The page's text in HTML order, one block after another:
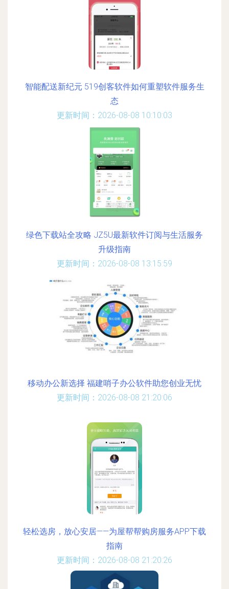
智能配送新纪元 519创客软件如何重塑软件服务生
态
更新时间：2026-08-08 10:10:03
绿色下载站全攻略 JZ5U最新软件订阅与生活服务
升级指南
更新时间：2026-08-08 13:15:59
移动办公新选择 福建哨子办公软件助您创业无忧
更新时间：2026-08-08 21:20:06
轻松选房，放心安居——为屋帮帮购房服务APP下载
指南
更新时间：2026-08-08 21:20:26